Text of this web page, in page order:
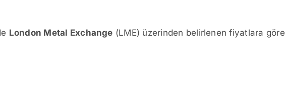
London Metal Exchange (LME) üzerinden belirlenen fiyatlara göre